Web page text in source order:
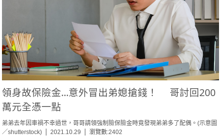
領身故保險金...意外冒出弟媳搶錢！ 哥討回200
萬元全憑一點
弟弟去年因車禍不幸過世，哥哥請領強制險保險金時竟發現弟弟多了配偶。(示意圖
／shutterstock)
2021.10.29 瀏覽數:2402